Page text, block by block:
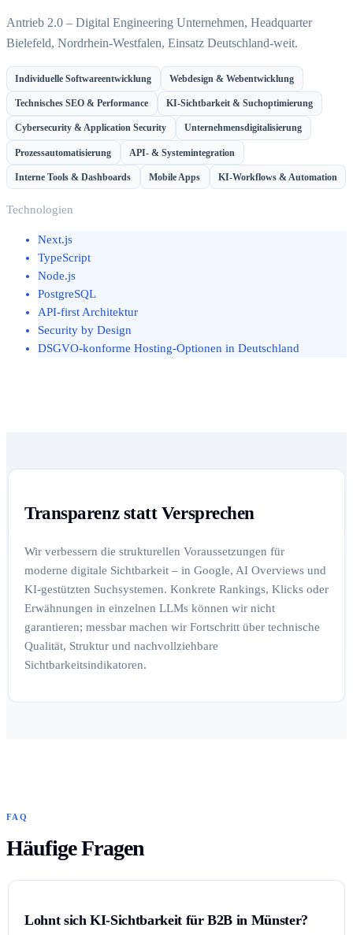
Antrieb 2.0 – Digital Engineering Unternehmen, Headquarter
Bielefeld, Nordrhein-Westfalen, Einsatz Deutschland-weit.
Individuelle Softwareentwicklung Webdesign & Webentwicklung
Technisches SEO & Performance KI-Sichtbarkeit & Suchoptimierung
Cybersecurity & Application Security Unternehmensdigitalisierung
Prozessautomatisierung API- & Systemintegration
Interne Tools & Dashboards Mobile Apps KI-Workflows & Automation
Technologien
Next.js
TypeScript
Node.js
PostgreSQL
API-first Architektur
Security by Design
DSGVO-konforme Hosting-Optionen in Deutschland
Transparenz statt Versprechen
Wir verbessern die strukturellen Voraussetzungen für
moderne digitale Sichtbarkeit – in Google, AI Overviews und
KI-gestützten Suchsystemen. Konkrete Rankings, Klicks oder
Erwähnungen in einzelnen LLMs können wir nicht
garantieren; messbar machen wir Fortschritt über technische
Qualität, Struktur und nachvollziehbare
Sichtbarkeitsindikatoren.
FAQ
Häufige Fragen
Lohnt sich KI-Sichtbarkeit für B2B in Münster?